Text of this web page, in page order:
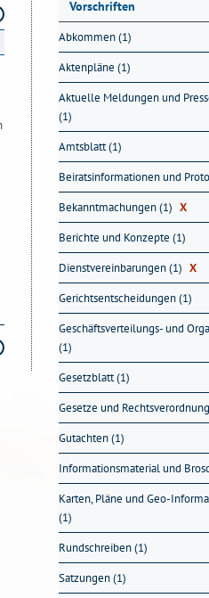
Vorschriften
Abkommen (1)
Aktenpläne (1)
Aktuelle Meldungen und
(1)
Amtsblatt (1)
Beiratsinformationen und
Bekanntmachungen (1) X
Berichte und Konzepte (1)
Dienstvereinbarungen (1) X
Gerichtsentscheidungen (1)
Geschäftsverteilungs- und
(1)
Gesetzblatt (1)
Gesetze und
Gutachten (1)
Informationsmaterial und
Karten, Pläne und Geo-
(1)
Rundschreiben (1)
Satzungen (1)